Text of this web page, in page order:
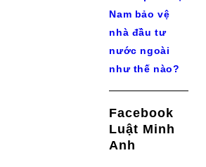
Nam bảo vệ
nhà đầu tư
nước ngoài
như thế nào?
Facebook
Luật Minh
Anh